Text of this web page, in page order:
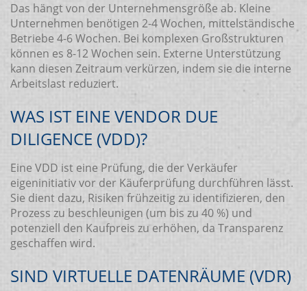
Das hängt von der Unternehmensgröße ab. Kleine
Unternehmen benötigen 2-4 Wochen, mittelständische
Betriebe 4-6 Wochen. Bei komplexen Großstrukturen
können es 8-12 Wochen sein. Externe Unterstützung
kann diesen Zeitraum verkürzen, indem sie die interne
Arbeitslast reduziert.
WAS IST EINE VENDOR DUE
DILIGENCE (VDD)?
Eine VDD ist eine Prüfung, die der Verkäufer
eigeninitiativ vor der Käuferprüfung durchführen lässt.
Sie dient dazu, Risiken frühzeitig zu identifizieren, den
Prozess zu beschleunigen (um bis zu 40 %) und
potenziell den Kaufpreis zu erhöhen, da Transparenz
geschaffen wird.
SIND VIRTUELLE DATENRÄUME (VDR)